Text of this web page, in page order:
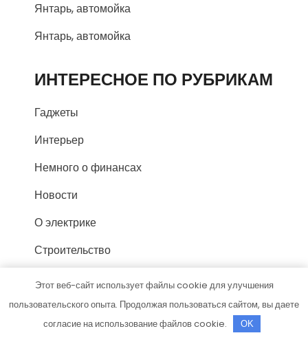
Янтарь, автомойка
Янтарь, автомойка
ИНТЕРЕСНОЕ ПО РУБРИКАМ
Гаджеты
Интерьер
Немного о финансах
Новости
О электрике
Строительство
СПАСИБО, ЧТО ВЫБРАЛИ
НАС
Этот веб-сайт использует файлы cookie для улучшения
пользовательского опыта. Продолжая пользоваться сайтом, вы даете
согласие на использование файлов cookie.
OK